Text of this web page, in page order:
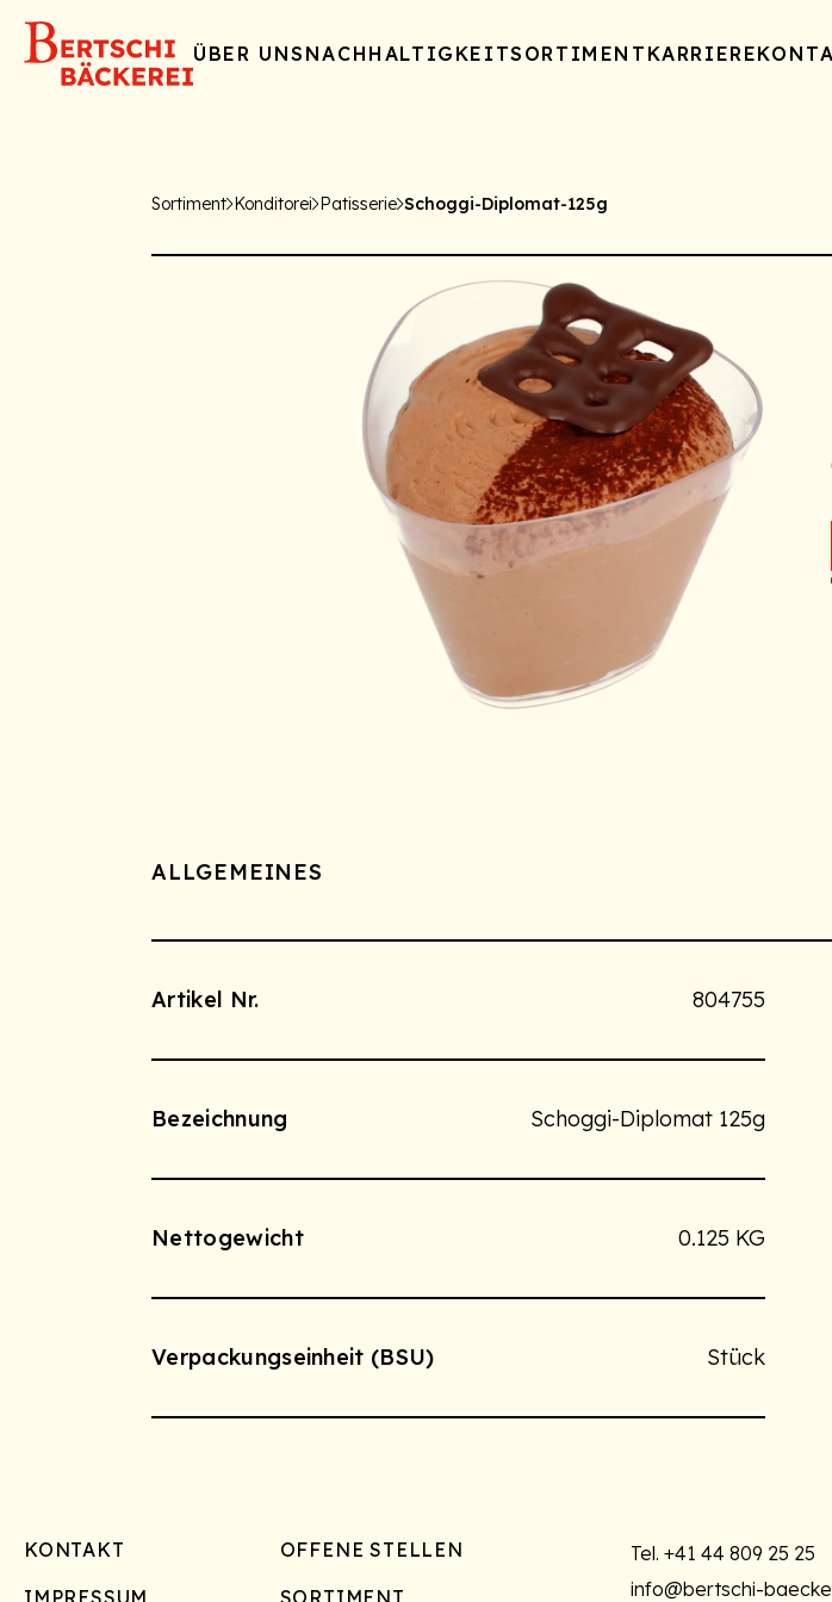
ÜBER UNS NACHHALTIGKEITSORTIMENT KARRIERE
Sortiment Konditorei Patisserie Schoggi-Diplomat-125g
ALLGEMEINES
Artikel Nr. 804755
Bezeichnung Schoggi-Diplomat 125g
Nettogewicht 0.125 KG
Verpackungseinheit (BSU) Stück
Footer
KONTAKT
OFFENE STELLEN
IMPRESSUM
SORTIMENT
Tel.+41 44 809 25 25
info@bertschi-